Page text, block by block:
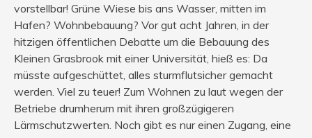
vorstellbar! Grüne Wiese bis ans Wasser, mitten im
Hafen? Wohnbebauung? Vor gut acht Jahren, in der
hitzigen öffentlichen Debatte um die Bebauung des
Kleinen Grasbrook mit einer Universität, hieß es: Da
müsste aufgeschüttet, alles sturmflutsicher gemacht
werden. Viel zu teuer! Zum Wohnen zu laut wegen der
Betriebe drumherum mit ihren großzügigeren
Lärmschutzwerten. Noch gibt es nur einen Zugang, eine